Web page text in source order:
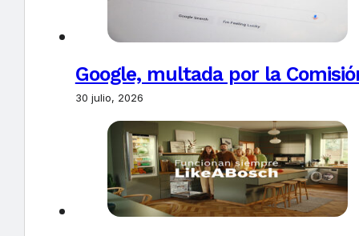
Google, multada por la
30 julio, 2026